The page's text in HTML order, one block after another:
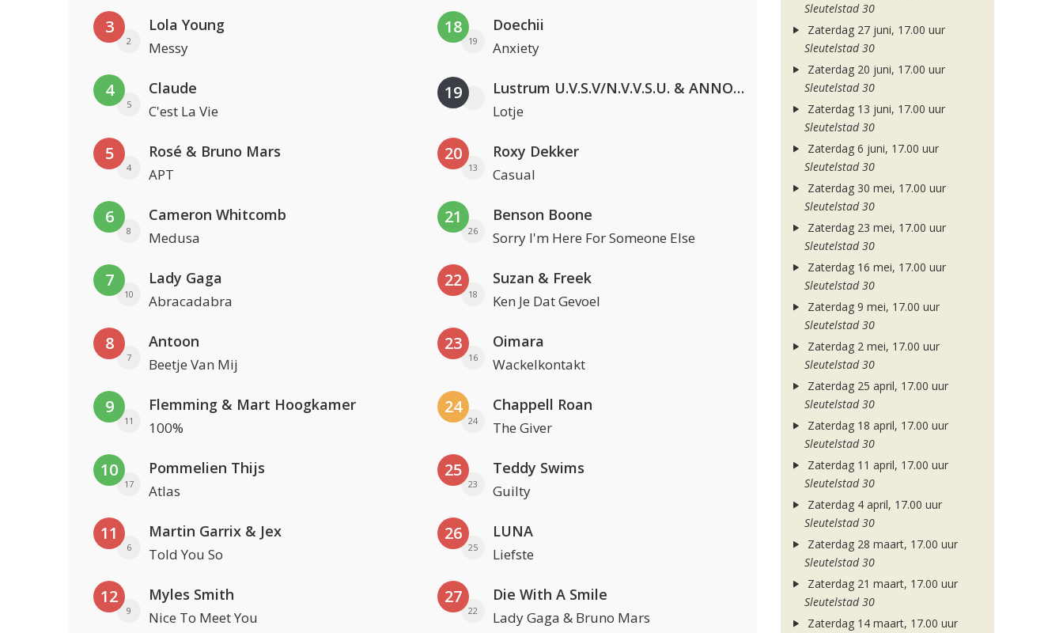
3
2
Lola Young
Messy
4
5
Claude
C'est La Vie
5
4
Rosé & Bruno Mars
APT
6
8
Cameron Whitcomb
Medusa
7
10
Lady Gaga
Abracadabra
8
7
Antoon
Beetje Van Mij
9
11
Flemming & Mart Hoogkamer
100%
10
17
Pommelien Thijs
Atlas
11
6
Martin Garrix & Jex
Told You So
12
9
Myles Smith
Nice To Meet You
18
19
Doechii
Anxiety
19 Lustrum U.V.S.V/N.V.V.S.U. & ANNO ONS & Jopke van Dobbenburgh & Roeland Beelen
Lotje
20
13
Roxy Dekker
Casual
21
26
Benson Boone
Sorry I'm Here For Someone Else
22
18
Suzan & Freek
Ken Je Dat Gevoel
23
16
Oimara
Wackelkontakt
24
24
Chappell Roan
The Giver
25
23
Teddy Swims
Guilty
26
25
LUNA
Liefste
27
22
Die With A Smile
Lady Gaga & Bruno Mars
Sleutelstad 30
Zaterdag 27 juni, 17.00 uur
Sleutelstad 30
Zaterdag 20 juni, 17.00 uur
Sleutelstad 30
Zaterdag 13 juni, 17.00 uur
Sleutelstad 30
Zaterdag 6 juni, 17.00 uur
Sleutelstad 30
Zaterdag 30 mei, 17.00 uur
Sleutelstad 30
Zaterdag 23 mei, 17.00 uur
Sleutelstad 30
Zaterdag 16 mei, 17.00 uur
Sleutelstad 30
Zaterdag 9 mei, 17.00 uur
Sleutelstad 30
Zaterdag 2 mei, 17.00 uur
Sleutelstad 30
Zaterdag 25 april, 17.00 uur
Sleutelstad 30
Zaterdag 18 april, 17.00 uur
Sleutelstad 30
Zaterdag 11 april, 17.00 uur
Sleutelstad 30
Zaterdag 4 april, 17.00 uur
Sleutelstad 30
Zaterdag 28 maart, 17.00 uur
Sleutelstad 30
Zaterdag 21 maart, 17.00 uur
Sleutelstad 30
Zaterdag 14 maart, 17.00 uur